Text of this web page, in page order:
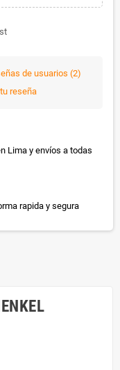
de usuarios (2)
reseña
Lima y envíos a todas
rapida y segura